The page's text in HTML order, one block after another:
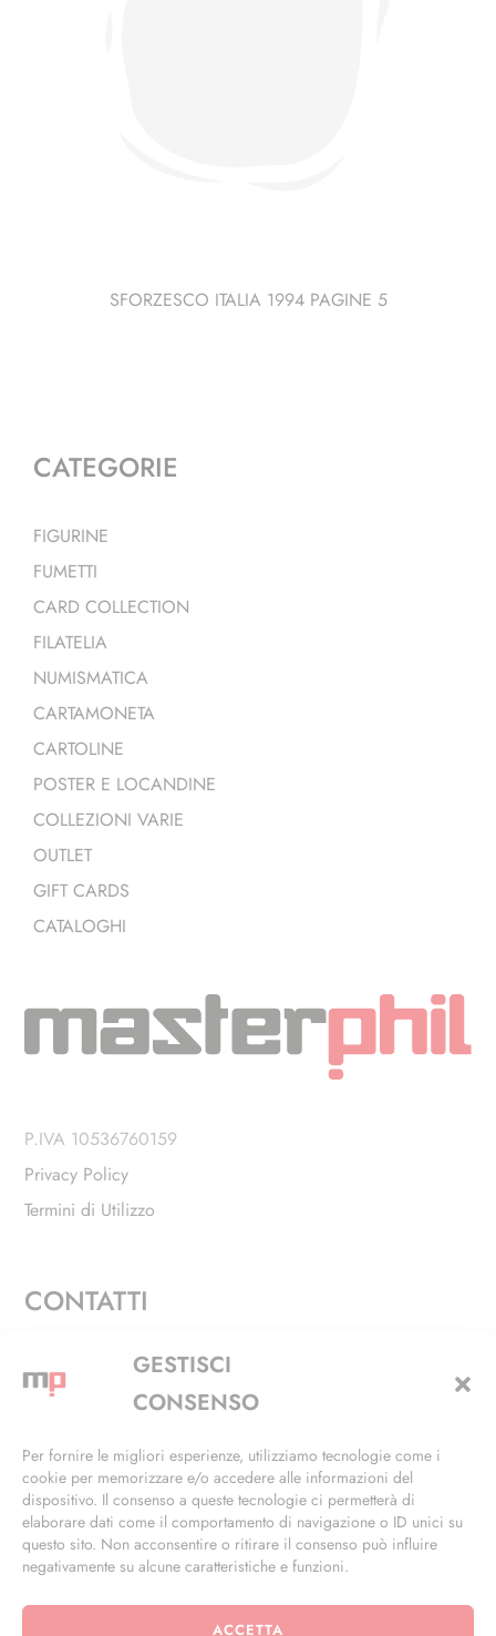
GESTISCI
CONSENSO
Per fornire le migliori esperienze, utilizziamo tecnologie come i
cookie per memorizzare e/o accedere alle informazioni del
dispositivo. Il consenso a queste tecnologie ci permetterà di
elaborare dati come il comportamento di navigazione o ID unici su
questo sito. Non acconsentire o ritirare il consenso può influire
negativamente su alcune caratteristiche e funzioni.
ACCETTA
SFORZESCO ITALIA 1994 PAGINE 5
CATEGORIE
FIGURINE
FUMETTI
CARD COLLECTION
FILATELIA
NUMISMATICA
CARTAMONETA
CARTOLINE
POSTER E LOCANDINE
COLLEZIONI VARIE
OUTLET
GIFT CARDS
CATALOGHI
P.IVA 10536760159
Privacy Policy
Termini di Utilizzo
CONTATTI
Via Alfieri, 27 - Trezzano Sul Naviglio (MI)
+39 02 4846 3155
info@masterphil.it